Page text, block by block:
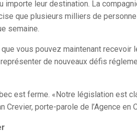
importe leur destination. La
que plusieurs milliers de
semaine.
vous pouvez maintenant recevoir
représenter de nouveaux défis
est ferme. «Notre législation est
porte-parole de l’Agence en